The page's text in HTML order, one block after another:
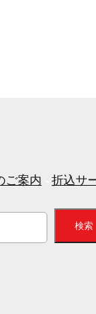
ご案内 折込サ
検索